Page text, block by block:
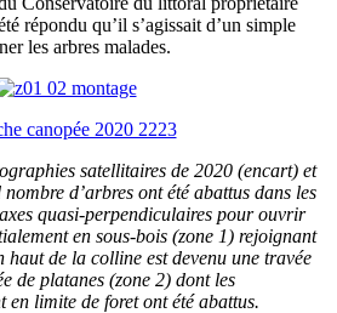
répondu qu’il s’agissait d’un simple
les arbres malades.
satellitaires de 2020 (encart) et
d’arbres ont été abattus dans les
quasi-perpendiculaires pour ouvrir
en sous-bois (zone 1) rejoignant
haut de la colline est devenu une travée
de platanes (zone 2) dont les
en limite de foret ont été abattus.